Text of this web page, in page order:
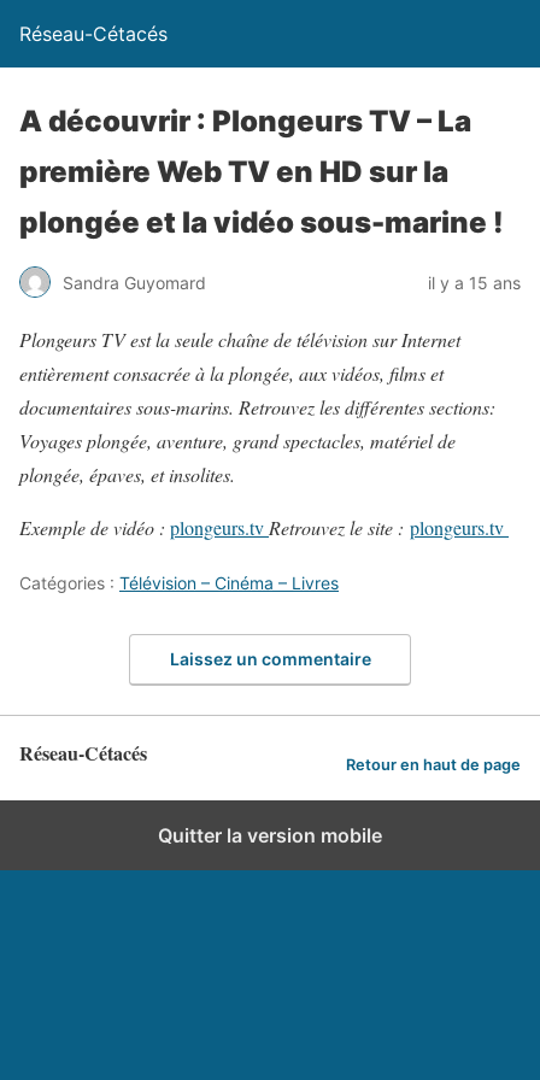
Réseau-Cétacés
A découvrir : Plongeurs TV – La
première Web TV en HD sur la
plongée et la vidéo sous-marine !
Sandra Guyomard il y a 15 ans
Plongeurs TV est la seule chaîne de télévision sur Internet
entièrement consacrée à la plongée, aux vidéos, films et
documentaires sous-marins. Retrouvez les différentes sections:
Voyages plongée, aventure, grand spectacles, matériel de
plongée, épaves, et insolites.
Exemple de vidéo : plongeurs.tv Retrouvez le site : plongeurs.tv
Catégories : Télévision – Cinéma – Livres
Laissez un commentaire
Réseau-Cétacés Retour en haut de page
Quitter la version mobile